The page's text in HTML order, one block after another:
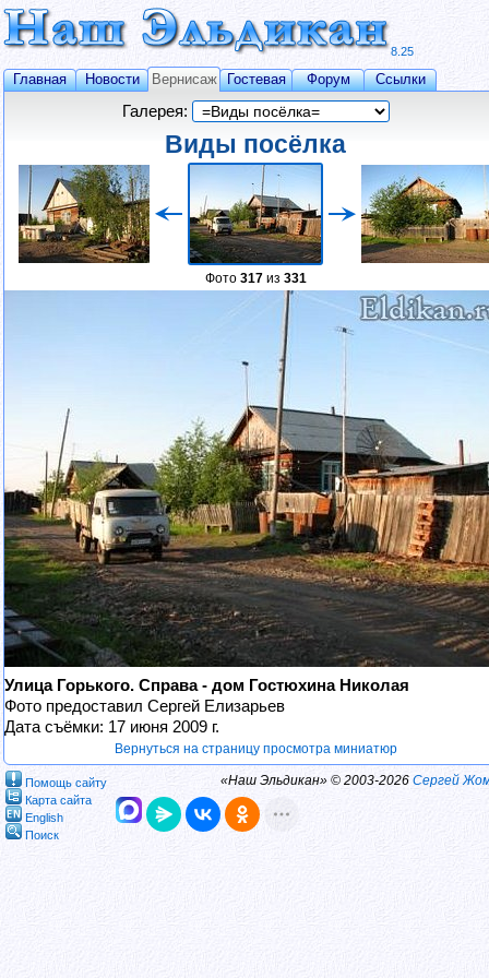
8.25
Главная Новости Вернисаж Гостевая Форум Ссылки
Галерея:
Виды посёлка
Фото 317из 331
Улица Горького. Справа - дом Гостюхина Николая
Фото предоставил Сергей Елизарьев
Дата съёмки: 17 июня 2009 г.
Вернуться на страницу просмотра миниатюр
Помощь сайту
Карта сайта
English
Поиск
«Наш Эльдикан» © 2003-2026 Сергей